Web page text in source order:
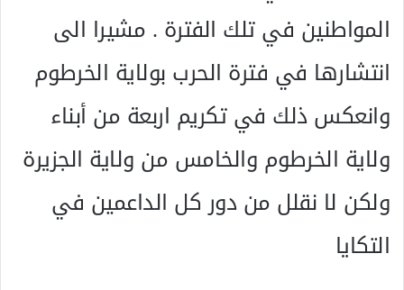
المواطنين في تلك الفترة . مشيرا الى
انتشارها في فترة الحرب بولاية الخرطوم
وانعكس ذلك في تكريم اربعة من أبناء
ولاية الخرطوم والخامس من ولاية الجزيرة
ولكن لا نقلل من دور كل الداعمين في
التكايا